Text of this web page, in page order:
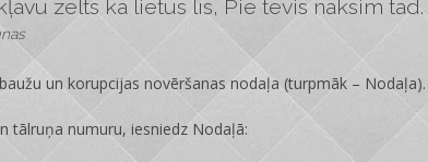
zelts kā lietus līs, Pie tevis nāksim tad.
un korupcijas novēršanas nodaļa (turpmāk – Nodaļa).
tālruņa numuru, iesniedz Nodaļā: